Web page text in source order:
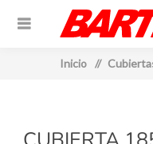
Inicio /